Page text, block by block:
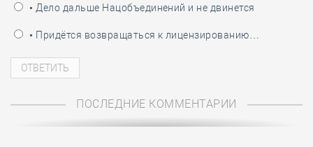
• Дело дальше Нацобъединений и не двинется
• Придётся возвращаться к лицензированию…
ПОСЛЕДНИЕ КОММЕНТАРИИ